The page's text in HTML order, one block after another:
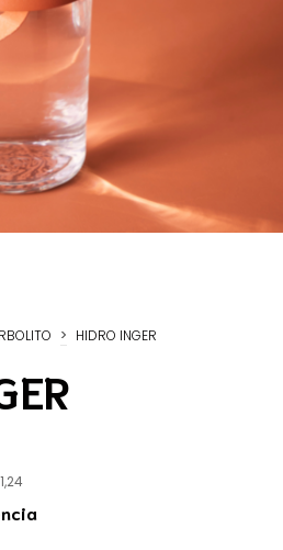
> HIDRO INGER